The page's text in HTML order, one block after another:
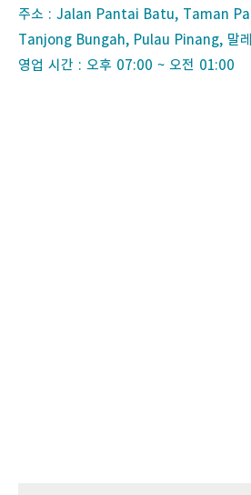
주소 : Jalan Pantai Batu, Taman
Tanjong Bungah, Pulau Pinang, 말
영업 시간 : 오후 07:00 ~ 오전 01:00